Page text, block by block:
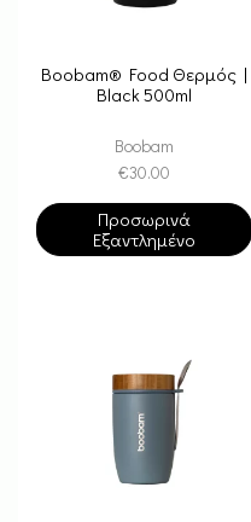
Boobam® Food Θερμός |
Black 500ml
Boobam
€30.00
Προσωρινά
Εξαντλημένο